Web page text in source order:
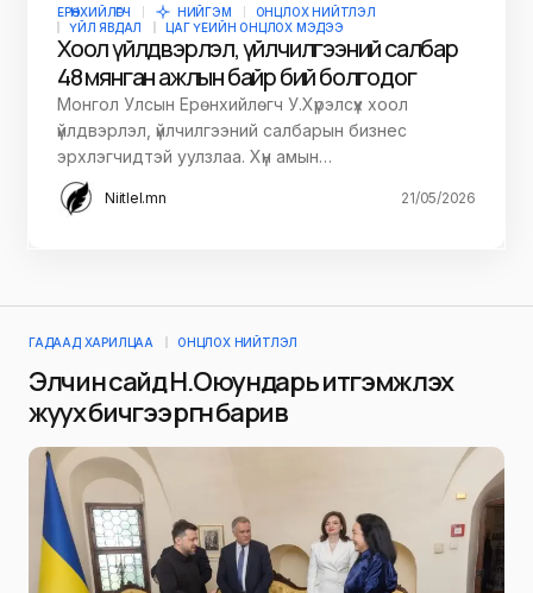
ЕРӨНХИЙЛӨГЧ НИЙГЭМ
ОНЦЛОХ НИЙТЛЭЛ
ҮЙЛ ЯВДАЛ
ЦАГ ҮЕИЙН ОНЦЛОХ МЭДЭЭ
Хоол үйлдвэрлэл, үйлчилгээний салбар
48 мянган ажлын байр бий болгодог
Монгол Улсын Ерөнхийлөгч У.Хүрэлсүх хоол
үйлдвэрлэл, үйлчилгээний салбарын бизнес
эрхлэгчидтэй уулзлаа. Хүн амын…
Niitlel.mn 21/05/2026
ГАДААД ХАРИЛЦАА ОНЦЛОХ НИЙТЛЭЛ
Элчин сайд Н.Оюундарь итгэмжлэх
жуух бичгээ өргөн барив